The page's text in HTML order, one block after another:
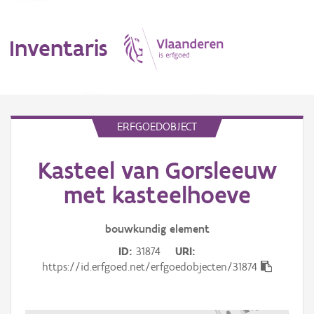
Inventaris
Erfgoedobject
Aanduidingsobject
ERFGOEDOBJECT
Kasteel van Gorsleeuw
met kasteelhoeve
bouwkundig element
ID 31874
URI
https://id.erfgoed.net/erfgoedobjecten/31874